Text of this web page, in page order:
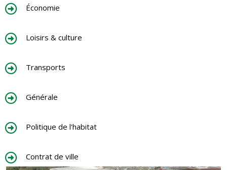
Économie
Loisirs & culture
Transports
Générale
Politique de l'habitat
Contrat de ville